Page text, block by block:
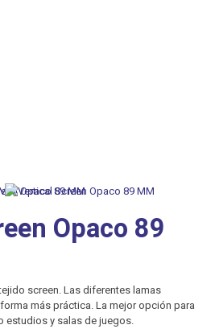
Opaco 89
screen. Las diferentes lamas
más práctica. La mejor opción para
estudios y salas de juegos.